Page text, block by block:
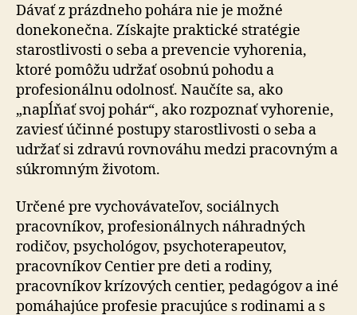
Dávať z prázdneho pohára nie je možné
donekonečna. Získajte praktické stratégie
starostlivosti o seba a prevencie vyhorenia,
ktoré pomôžu udržať osobnú pohodu a
profesionálnu odolnosť. Naučíte sa, ako
„napĺňať svoj pohár“, ako rozpoznať vyhorenie,
zaviesť účinné postupy starostlivosti o seba a
udržať si zdravú rovnováhu medzi pracovným a
súkromným životom.
Určené pre vychovávateľov, sociálnych
pracovníkov, profesionálnych náhradných
rodičov, psychológov, psychoterapeutov,
pracovníkov Centier pre deti a rodiny,
pracovníkov krízových centier, pedagógov a iné
pomáhajúce profesie pracujúce s rodinami a s